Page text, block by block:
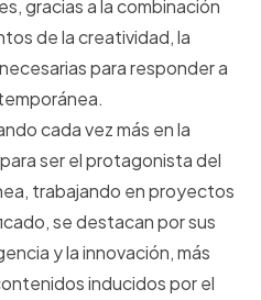
gracias a la combinación
de la creatividad, la
para responder a
cada vez más en la
ser el protagonista del
trabajando en proyectos
se destacan por sus
y la innovación, más
inducidos por el